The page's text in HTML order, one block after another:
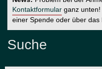
Kontaktformular ganz unten!
einer Spende oder über das
Suche